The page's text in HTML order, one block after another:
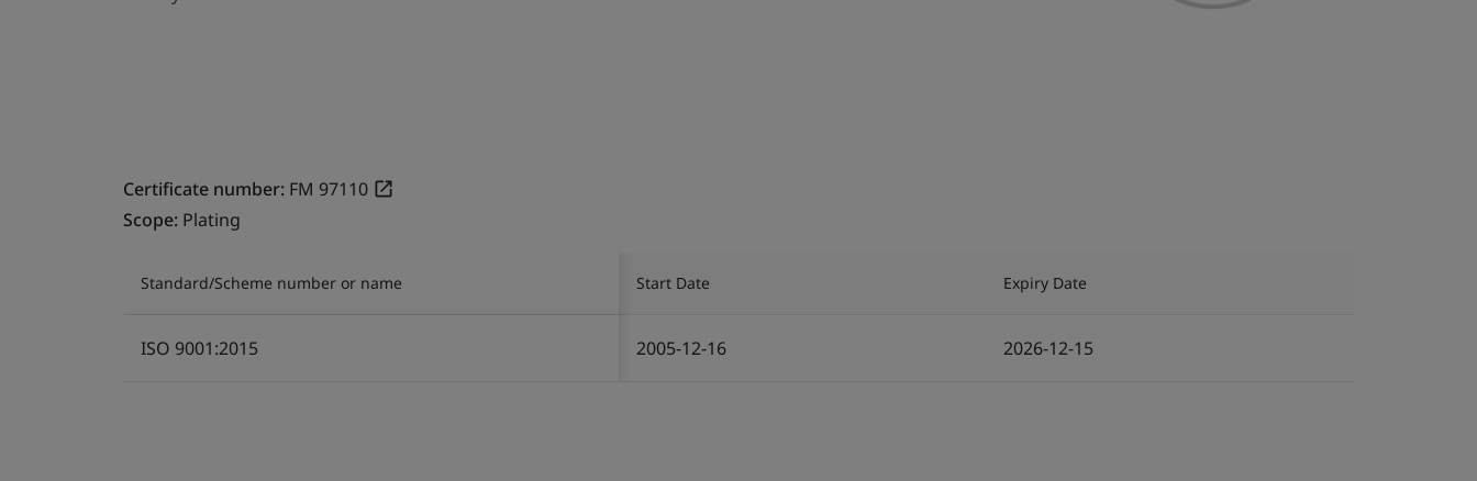
Certificate number: FM 97110
Scope: Plating
Standard/Scheme number or name Start Date Expiry Date
ISO 9001:2015 2005-12-16 2026-12-15